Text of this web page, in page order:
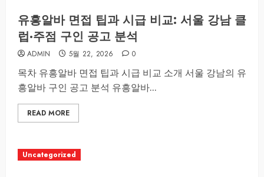
유흥알바 면접 팁과 시급 비교: 서울 강남 클
럽·주점 구인 공고 분석
ADMIN 5월 22, 2026 0
목차 유흥알바 면접 팁과 시급 비교 소개 서울 강남의 유
흥알바 구인 공고 분석 유흥알바...
READ MORE
Uncategorized